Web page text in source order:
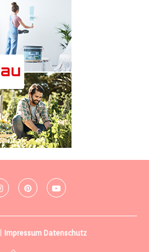
Impressum Datenschutz